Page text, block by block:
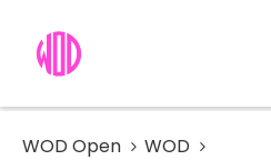
Hyrox
WOD Open
WOD